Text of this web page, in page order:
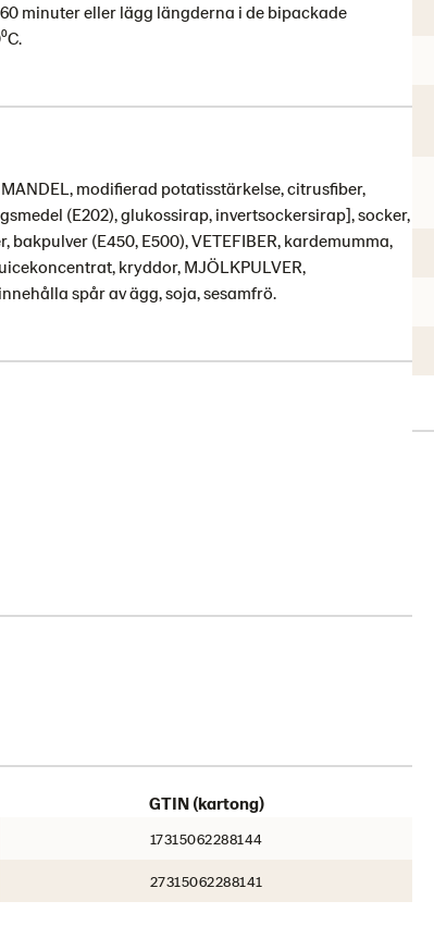
minuter eller lägg längderna i de bipackade
modifierad potatisstärkelse, citrusfiber,
(E202), glukossirap, invertsockersirap], socker,
(E450, E500), VETEFIBER, kardemumma,
kryddor, MJÖLKPULVER,
spår av ägg, soja, sesamfrö.
GTIN (kartong)
17315062288144
27315062288141